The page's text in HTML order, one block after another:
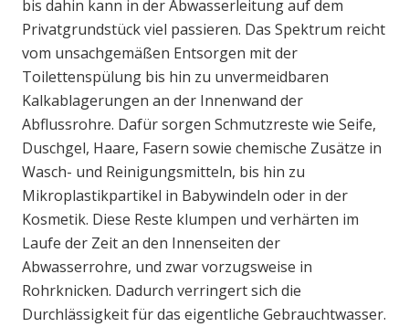
bis dahin kann in der Abwasserleitung auf dem
Privatgrundstück viel passieren. Das Spektrum reicht
vom unsachgemäßen Entsorgen mit der
Toilettenspülung bis hin zu unvermeidbaren
Kalkablagerungen an der Innenwand der
Abflussrohre. Dafür sorgen Schmutzreste wie Seife,
Duschgel, Haare, Fasern sowie chemische Zusätze in
Wasch- und Reinigungsmitteln, bis hin zu
Mikroplastikpartikel in Babywindeln oder in der
Kosmetik. Diese Reste klumpen und verhärten im
Laufe der Zeit an den Innenseiten der
Abwasserrohre, und zwar vorzugsweise in
Rohrknicken. Dadurch verringert sich die
Durchlässigkeit für das eigentliche Gebrauchtwasser.